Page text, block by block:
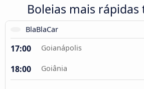
Boleias mais rápidas
BlaBlaCar
17:00 Goianápolis
18:00 Goiânia